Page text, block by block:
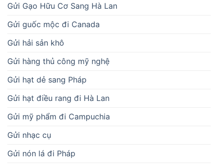
Gửi Gạo Hữu Cơ Sang Hà Lan
Gửi guốc mộc đi Canada
Gửi hải sản khô
Gửi hàng thủ công mỹ nghệ
Gửi hạt dẻ sang Pháp
Gửi hạt điều rang đi Hà Lan
Gửi mỹ phẩm đi Campuchia
Gửi nhạc cụ
Gửi nón lá đi Pháp